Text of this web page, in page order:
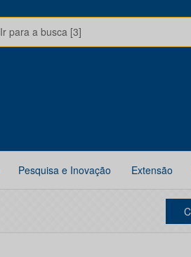
Ir para a busca [3]
Pesquisa e Inovação Extensão